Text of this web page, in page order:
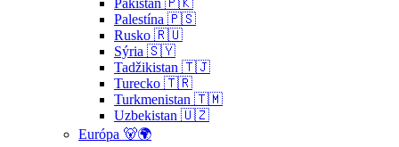
Pakistan 🇵🇰
Palestína 🇵🇸
Rusko 🇷🇺
Sýria 🇸🇾
Tadžikistan 🇹🇯
Turecko 🇹🇷
Turkmenistan 🇹🇲
Uzbekistan 🇺🇿
Európa 🐻🌍